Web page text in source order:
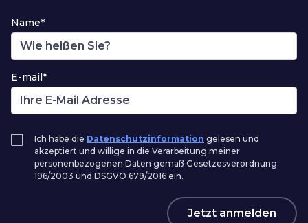
Name*
E-mail*
Ich habe die Datenschutzinformation gelesen und
akzeptiert und willige in die Verarbeitung meiner
personenbezogenen Daten gemäß Gesetzesverordnung
196/2003 und DSGVO 679/2016 ein.
Jetzt anmelden